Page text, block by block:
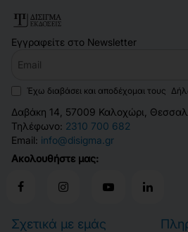
Εγγραφείτε στο Newsletter
Έχω διαβάσει και αποδέχομαι τους
Δαβάκη 14, 57009 Καλοχώρι,
Τηλέφωνο: 2310 700 682
Email: info@disigma.gr
Ακολουθήστε μας:
Σχετικά με εμάς